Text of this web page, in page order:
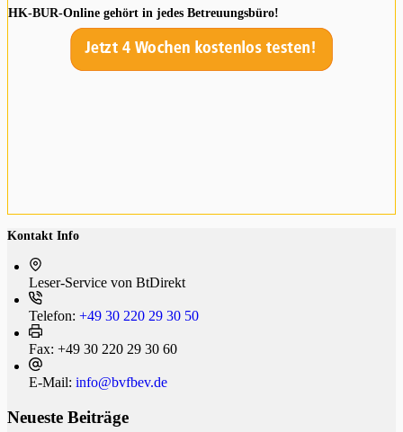
HK-BUR-Online gehört in jedes Betreuungsbüro!
Kontakt Info
Leser-Service von BtDi­rekt
Telefon: +49 30 220 29 30 50
Fax: +49 30 220 29 30 60
E-Mail: info@bvfbev.de
Neueste Beiträge